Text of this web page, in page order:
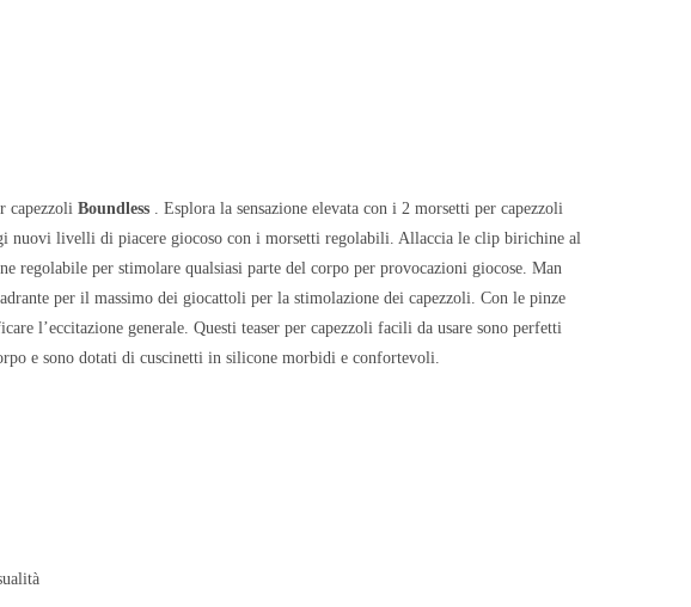
capezzoliBoundless . Esplora la sensazione elevata con i 2 morsetti per capezzoli
nuovi livelli di piacere giocoso con i morsetti regolabili. Allaccia le clip birichine al
regolabile per stimolare qualsiasi parte del corpo per provocazioni giocose. Man
per il massimo dei giocattoli per la stimolazione dei capezzoli. Con le pinze
l’eccitazione generale. Questi teaser per capezzoli facili da usare sono perfetti
e sono dotati di cuscinetti in silicone morbidi e confortevoli.